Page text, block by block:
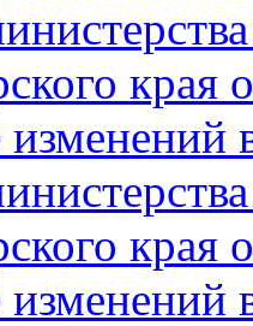
изменений
изменений